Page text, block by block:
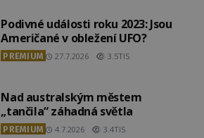
Podivné události roku 2023: Jsou
Američané v obležení UFO?
PREMIUM 27.7.2026 3.5TIS
Nad australským městem
„tančila“ záhadná světla
PREMIUM 4.7.2026 3.4TIS